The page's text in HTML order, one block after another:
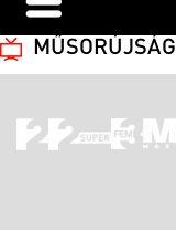
MŰSORÚJSÁG